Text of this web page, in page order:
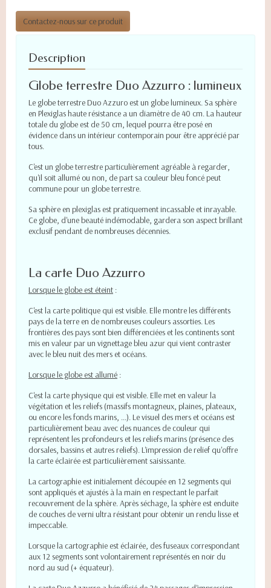
Contactez-nous sur ce produit
Description
Globe terrestre Duo Azzurro : lumineux
Le globe terrestre Duo Azzuro est un globe lumineux. Sa sphère
en Plexiglas haute résistance a un diamètre de 40 cm. La hauteur
totale du globe est de 50 cm, lequel pourra être posé en
évidence dans un intérieur contemporain pour être apprécié par
tous.
C'est un globe terrestre particulièrement agréable à regarder,
qu'il soit allumé ou non, de part sa couleur bleu foncé peut
commune pour un globe terrestre.
Sa sphère en plexiglas est pratiquement incassable et inrayable.
Ce globe, d'une beauté indémodable, gardera son aspect brillant
exclusif pendant de nombreuses décennies.
La carte Duo Azzurro
Lorsque le globe est éteint :
C'est la cartepolitique qui est visible.Ellemontre les différents
pays de la terre en de nombreuses couleurs assorties. Les
frontières des pays sont bien différenciées et les continents sont
mis en valeur par un vignettage bleu azur qui vient contraster
avec le bleu nuit des mers et océans.
Lorsque le globe est allumé :
C'est la cartephysique qui est visible. Elle met en valeur la
végétation et les reliefs (massifs montagneux, plaines, plateaux,
ou encore les fonds marins, ...). Le visuel des mers et océans est
particulièrement beau avec des nuances de couleur qui
représentent les profondeurs et les reliefs marins (présence des
dorsales, bassins et autres reliefs). L'impression de relief qu'offre
la carte éclairée est particulièrement saisissante.
La cartographie est initialement découpée en 12 segments qui
sont appliqués et ajustés à la main en respectant le parfait
recouvrement de la sphère. Après séchage, la sphère est enduite
de couches de verni ultra résistant pour obtenir un rendu lisse et
impeccable.
Lorsque la cartographie est éclairée, des fuseaux correspondant
aux 12 segments sont volontairement représentés en noir du
nord au sud (+ équateur).